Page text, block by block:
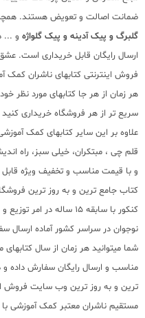
ضمانت اصالت و تعویض هستند.
گلبرگ و پیک آدینه و پیک گلواژه و ...
ارسال رایگان قابل خریداری است.
فروش اینترنتی کتابهای ناشران کمک
هر زمان از هر جا کتابهای مورد نظر
سریع تر از هر فروشگاه خریداری
علاوه بر این سایر کتابهای کمک
قلم چی ، مبتکران، خیلی سبز، راه
و با قیمت مناسب و تخفیف ویژه
کتاب جامع ترین و به روز ترین
کنکور با سابقه 15 ساله
نوجوان در سراسر کشور آماده ارسال
شما میتوانید هر زمان از سال
مناسب و ارسال رایگان سفارش داده
ترین و به روز ترین وب سایت فروش